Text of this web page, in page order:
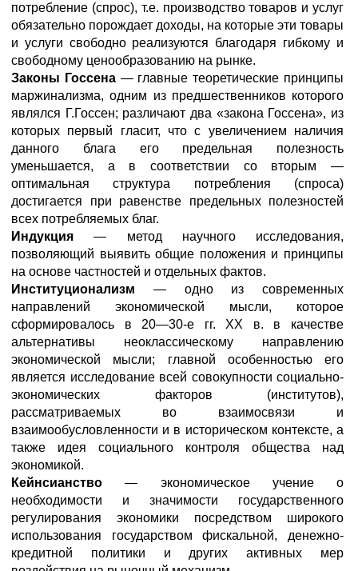
потребление (спрос), т.е. производство товаров и услуг
обязательно порождает доходы, на которые эти товары
и услуги свободно реализуются благодаря гибкому и
свободному ценообразованию на рынке.
Законы Госсена — главные теоретические принципы
маржинализма, одним из предшественников которого
являлся Г.Госсен; различают два «закона Госсена», из
которых первый гласит, что с увеличением наличия
данного блага его предельная полезность
уменьшается, а в соответствии со вторым —
оптимальная структура потребления (спроса)
достигается при равенстве предельных полезностей
всех потребляемых благ.
Индукция— метод научного исследования,
позволяющий выявить общие положения и принципы
на основе частностей и отдельных фактов.
Институционализм — одно из современных
направлений экономической мысли, которое
сформировалось в 20—30-е гг. XX в. в качестве
альтернативы неоклассическому направлению
экономической мысли; главной особенностью его
является исследование всей совокупности социально-
экономических факторов (институтов),
рассматриваемых во взаимосвязи и
взаимообусловленности и в историческом контексте, а
также идея социального контроля общества над
экономикой.
Кейнсианство— экономическое учение о
необходимости и значимости государственного
регулирования экономики посредством широкого
использования государством фискальной, денежно-
кредитной политики и других активных мер